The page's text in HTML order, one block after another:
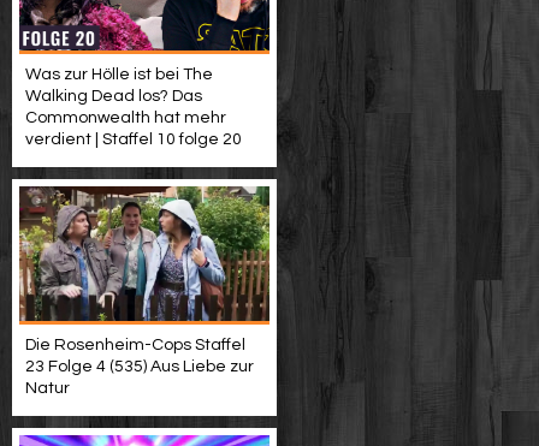
Was zur Hölle ist bei The
Walking Dead los? Das
Commonwealth hat mehr
verdient | Staffel 10 folge 20
Die Rosenheim-Cops Staffel
23 Folge 4 (535) Aus Liebe zur
Natur